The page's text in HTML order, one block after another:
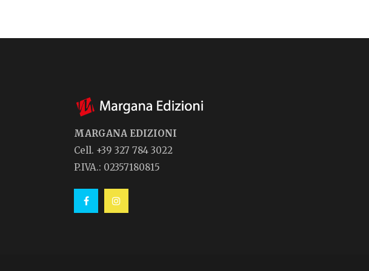
MARGANA EDIZIONI
Cell. +39 327 784 3022
P.IVA.: 02357180815